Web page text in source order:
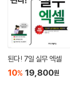
는 문제를 공유하고
필요하다는 것을 깨
것을 이 책을 쓰면
고 대화하며 다양한
책을 펼치는 순간, 변
교육 현장에 변화를
된다! 7일 실무 엑셀
10% 19,800원